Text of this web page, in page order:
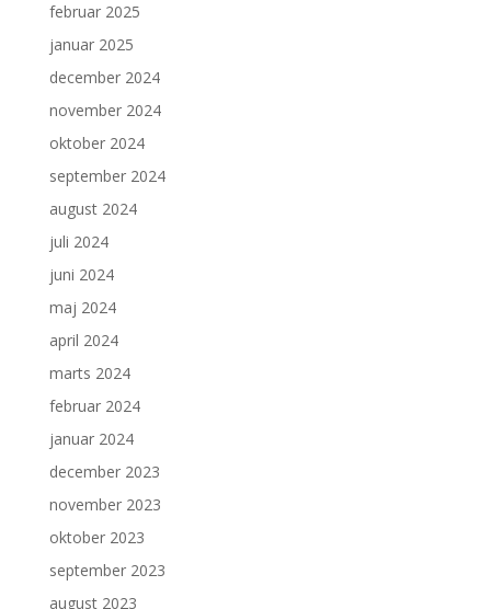
februar 2025
januar 2025
december 2024
november 2024
oktober 2024
september 2024
august 2024
juli 2024
juni 2024
maj 2024
april 2024
marts 2024
februar 2024
januar 2024
december 2023
november 2023
oktober 2023
september 2023
august 2023